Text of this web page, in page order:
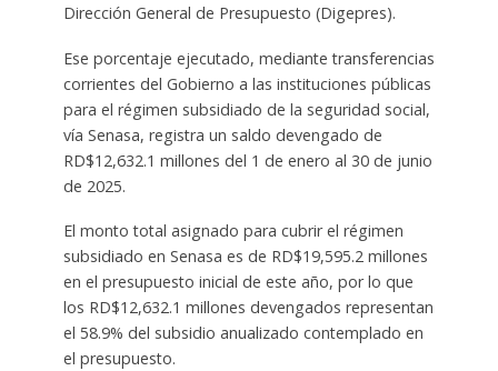
Dirección General de Presupuesto (Digepres).
Ese porcentaje ejecutado, mediante transferencias
corrientes del Gobierno a las instituciones públicas
para el régimen subsidiado de la seguridad social,
vía Senasa, registra un saldo devengado de
RD$12,632.1 millones del 1 de enero al 30 de junio
de 2025.
El monto total asignado para cubrir el régimen
subsidiado en Senasa es de RD$19,595.2 millones
en el presupuesto inicial de este año, por lo que
los RD$12,632.1 millones devengados representan
el 58.9% del subsidio anualizado contemplado en
el presupuesto.